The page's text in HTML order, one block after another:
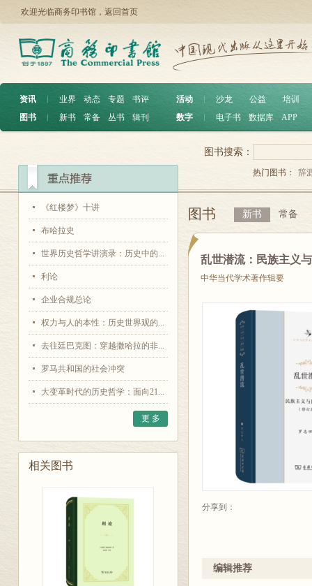
欢迎光临商务印书馆， 返回首页
资讯 ︱ 业界 动态 专题
书评
图书
︱ 新书 常备 丛书 辑刊
活动 沙龙 公益
培训
数字
电子书 数据库 APP
《红楼梦》十讲
布哈拉史
世界历史哲学讲演录：历史中的...
利论
企业合规总论
权力与人的本性：历史世界观的...
去往廷巴克图：穿越撒哈拉的非...
罗马共和国的社会冲突
大变革时代的历史哲学：面向21...
更 多
相关图书
图书搜索：
热门图书： 辞
图书 新书 常备
乱世潜流：民族主义
中华当代学术著作辑要
分享到：
编辑推荐